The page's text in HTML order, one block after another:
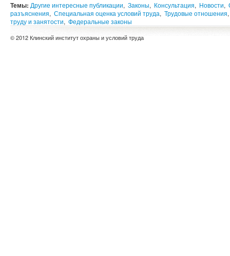
Темы: Другие интересные публикации, Законы, Консультация, Новости,
разъяснения, Специальная оценка условий труда, Трудовые отношения,
труду и занятости, Федеральные законы
© 2012 Клинский институт охраны и условий труда